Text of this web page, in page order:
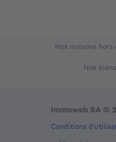
Nos maisons
Nos
Immoweb SA ©
Conditions